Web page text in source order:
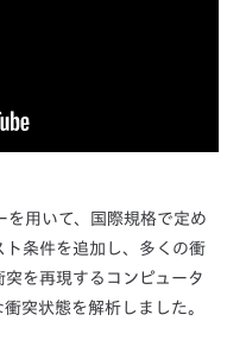
用いて、国際規格で定め
条件を追加し、多くの衝
を再現するコンピュータ
突状態を解析しました。